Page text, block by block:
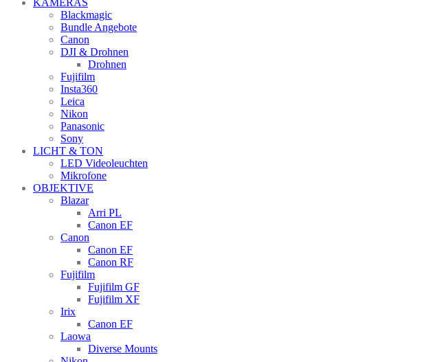
KAMERAS
Blackmagic
Bundle Angebote
Canon
DJI & Drohnen
Drohnen
Fujifilm
Insta360
Leica
Nikon
Panasonic
Sony
LICHT & TON
LED Videoleuchten
Mikrofone
OBJEKTIVE
Blazar
Arri PL
Canon EF
Canon
Canon EF
Canon RF
Fujifilm
Fujifilm GF
Fujifilm XF
Irix
Canon EF
Laowa
Diverse Mounts